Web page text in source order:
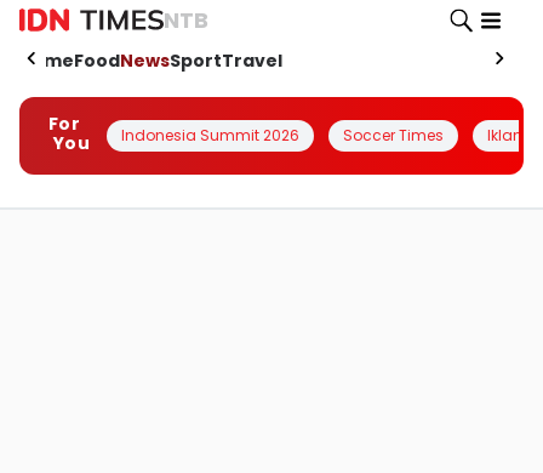
NTB
HomeFoodNewsSportTravel
For
You
Indonesia Summit 2026 Soccer Times Iklanin